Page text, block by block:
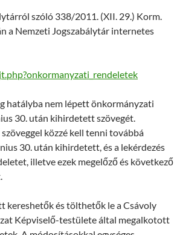
szóló 338/2011. (XII. 29.) Korm.
a Nemzeti Jogszabálytár internetes
hatályba nem lépett önkormányzati
30. után kihirdetett szövegét.
szöveggel közzé kell tenni továbbá
30. után kihirdetett, és a lekérdezés
illetve ezek megelőző és következő
kereshetők és tölthetők le a Csávoly
Képviselő-testülete által megalkotott